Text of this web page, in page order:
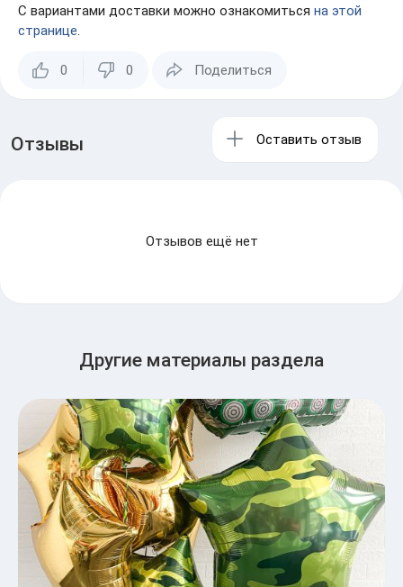
С вариантами доставки можно ознакомиться на этой
странице.
0 0 Поделиться
Отзывы Оставить отзыв
Отзывов ещё нет
Другие материалы раздела